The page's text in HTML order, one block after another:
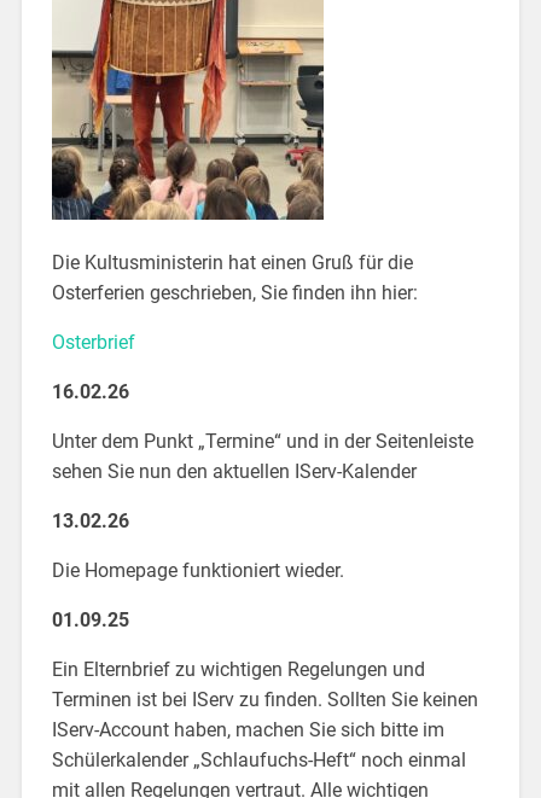
Die Kultusministerin hat einen Gruß für die
Osterferien geschrieben, Sie finden ihn hier:
Osterbrief
16.02.26
Unter dem Punkt „Termine“ und in der Seitenleiste
sehen Sie nun den aktuellen IServ-Kalender
13.02.26
Die Homepage funktioniert wieder.
01.09.25
Ein Elternbrief zu wichtigen Regelungen und
Terminen ist bei IServ zu finden. Sollten Sie keinen
IServ-Account haben, machen Sie sich bitte im
Schülerkalender „Schlaufuchs-Heft“ noch einmal
mit allen Regelungen vertraut. Alle wichtigen